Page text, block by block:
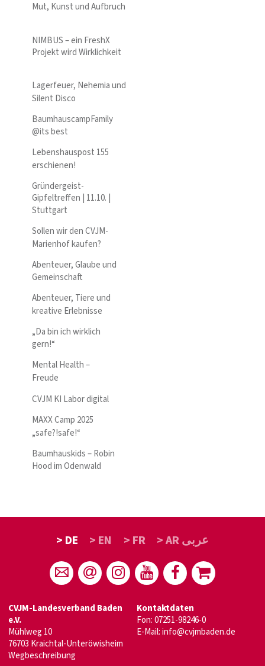
Mut, Kunst und Aufbruch
NIMBUS – ein FreshX
Projekt wird Wirklichkeit
Lagerfeuer, Nehemia und
Silent Disco
BaumhauscampFamily
@its best
Lebenshauspost 155
erschienen!
Gründergeist-
Gipfeltreffen | 11.10. |
Stuttgart
Sollen wir den CVJM-
Marienhof kaufen?
Abenteuer, Glaube und
Gemeinschaft
Abenteuer, Tiere und
kreative Erlebnisse
„Da bin ich wirklich
gern!“
Mental Health –
Freude
CVJM KI Labor digital
MAXX Camp 2025
„safe?!safe!“
Baumhauskids – Robin
Hood im Odenwald
> DE > EN > FR > AR عربى
CVJM-Landesverband Baden
e.V.
Mühlweg 10
76703 Kraichtal-Unteröwisheim
Wegbeschreibung
Kontaktdaten
Fon: 07251-98246-0
E-Mail:info@cvjmbaden.de